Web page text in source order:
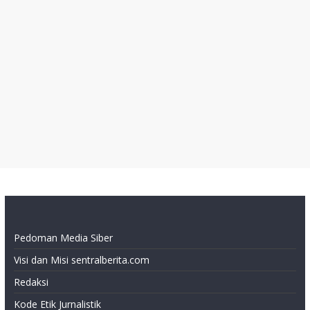
Pedoman Media Siber
Visi dan Misi sentralberita.com
Redaksi
Kode Etik Jurnalistik